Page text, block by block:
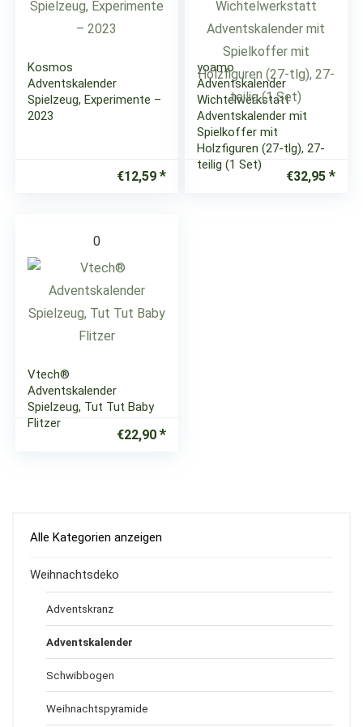
Kosmos
Adventskalender
Spielzeug, Experimente –
2023
€12,59
yoamo
Adventskalender
Wichtelwerkstatt
Adventskalender mit
Spielkoffer mit
Holzfiguren (27-tlg), 27-
teilig (1 Set)
€32,95
0
Vtech®
Adventskalender
Spielzeug, Tut Tut Baby
Flitzer
€22,90
Alle Kategorien anzeigen
Weihnachtsdeko
Adventskranz
Adventskalender
Schwibbogen
Weihnachtspyramide